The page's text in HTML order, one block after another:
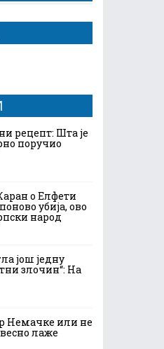
рецепт: Шта је
поручио
о Елфети
убија, ово
народ
још једну
злочин“: На
Немачке или не
лаже